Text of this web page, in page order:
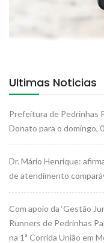
Ultimas Noticias
Prefeitura de Pedrinhas
Donato para o domingo,
Dr. Mário Henrique:
de atendimento
Com apoio da ‘Gestão
Runners de Pedrinhas
na 1ª Corrida União em